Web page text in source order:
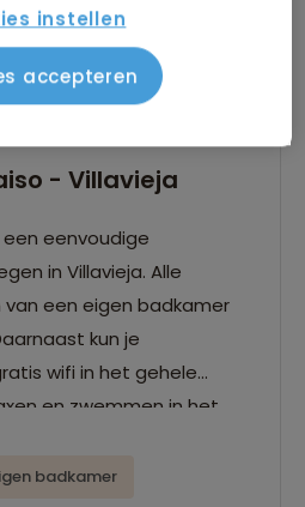
- Villavieja
een eenvoudige
in Villavieja. Alle
van een eigen badkamer
kun je
wifi in het gehele
en zwemmen in het
badkamer
instellen
accepteren